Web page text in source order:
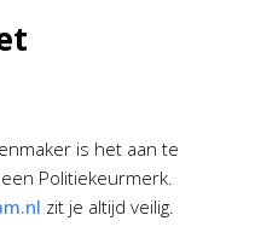
is het aan te
Politiekeurmerk.
zit je altijd veilig.